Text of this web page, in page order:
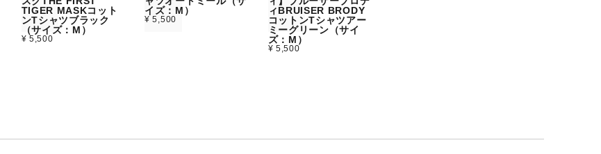
TIGER MASKコット
ンTシャツブラック
（サイズ：M）
¥ 5,500
イズ：M）
¥ 5,500
ィBRUISER BRODY
コットンTシャツアー
ミーグリーン（サイ
ズ：M）
¥ 5,500